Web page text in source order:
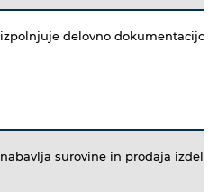
izpolnjuje delovno dokumentacijo
nabavlja surovine in prodaja izdelke